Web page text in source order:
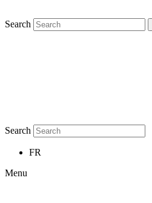
Search
Search
FR
Menu